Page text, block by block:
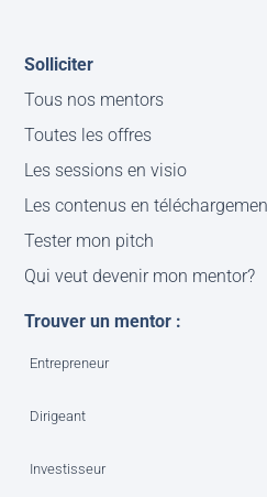
Solliciter
Tous nos mentors
Toutes les offres
Les sessions en visio
Les contenus en
Tester mon pitch
Qui veut devenir mon mentor?
Trouver un mentor :
Entrepreneur
Dirigeant
Investisseur